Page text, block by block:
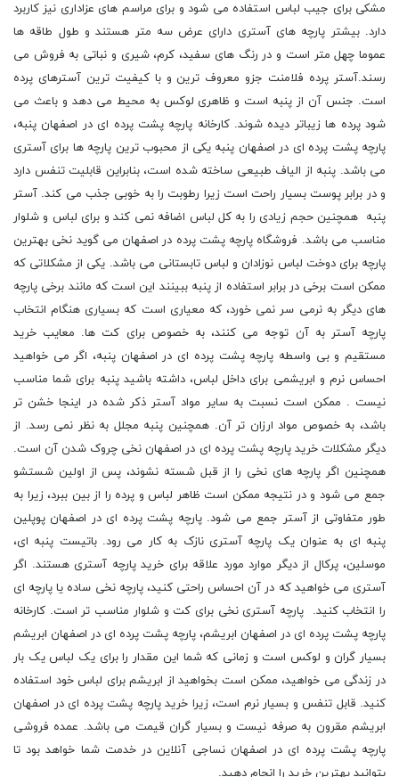
مشکی برای جیب لباس استفاده می شود و برای مراسم های عزاداری نیز کاربرد
دارد. بیشتر پارچه های آستری دارای عرض سه متر هستند و طول طاقه ها
عموما چهل متر است و در رنگ های سفید، کرم، شیری و نباتی به فروش می
رسند.آستر پرده فلامنت جزو معروف ترین و با کیفیت ترین آسترهای پرده
است. جنس آن از پنبه است و ظاهری لوکس به محیط می دهد و باعث می
شود پرده ها زیباتر دیده شوند. کارخانه پارچه پشت پرده ای در اصفهان پنبه،
پارچه پشت پرده ای در اصفهان پنبه یکی از محبوب ترین پارچه ها برای آستری
می باشد. پنبه از الیاف طبیعی ساخته شده است، بنابراین قابلیت تنفس دارد
و در برابر پوست بسیار راحت است زیرا رطوبت را به خوبی جذب می کند. آستر
پنبه همچنین حجم زیادی را به کل لباس اضافه نمی کند و برای لباس و شلوار
مناسب می باشد. فروشگاه پارچه پشت پرده در اصفهان می گوید نخی بهترین
پارچه برای دوخت لباس نوزادان و لباس تابستانی می باشد. یکی از مشکلاتی که
ممکن است برخی در برابر استفاده از پنبه ببینند این است که مانند برخی پارچه
های دیگر به نرمی سر نمی خورد، که معیاری است که بسیاری هنگام انتخاب
پارچه آستر به آن توجه می کنند، به خصوص برای کت ها. معایب خرید
مستقیم و بی واسطه پارچه پشت پرده ای در اصفهان پنبه، اگر می خواهید
احساس نرم و ابریشمی برای داخل لباس، داشته باشید پنبه برای شما مناسب
نیست . ممکن است نسبت به سایر مواد آستر ذکر شده در اینجا خشن تر
باشد، به خصوص مواد ارزان تر آن. همچنین پنبه مجلل به نظر نمی رسد. از
دیگر مشکلات خرید پارچه پشت پرده ای در اصفهان نخی چروک شدن آن است.
همچنین اگر پارچه های نخی را از قبل شسته نشوند، پس از اولین شستشو
جمع می شود و در نتیجه ممکن است ظاهر لباس و پرده را از بین ببرد، زیرا به
طور متفاوتی از آستر جمع می شود. پارچه پشت پرده ای در اصفهان پوپلین
پنبه ای به عنوان یک پارچه آستری نازک به کار می رود. باتیست پنبه ای،
موسلین، پرکال از دیگر موارد مورد علاقه برای خرید پارچه آستری هستند. اگر
آستری می خواهید که در آن احساس راحتی کنید، پارچه نخی ساده یا پارچه ای
را انتخاب کنید. پارچه آستری نخی برای کت و شلوار مناسب تر است. کارخانه
پارچه پشت پرده ای در اصفهان ابریشم، پارچه پشت پرده ای در اصفهان ابریشم
بسیار گران و لوکس است و زمانی که شما این مقدار را برای یک لباس یک بار
در زندگی می خواهید، ممکن است بخواهید از ابریشم برای لباس خود استفاده
کنید. قابل تنفس و بسیار نرم است، زیرا خرید پارچه پشت پرده ای در اصفهان
ابریشم مقرون به صرفه نیست و بسیار گران قیمت می باشد. عمده فروشی
پارچه پشت پرده ای در اصفهان نساجی آنلاین در خدمت شما خواهد بود تا
بتوانید بهترین خرید را انجام دهید.